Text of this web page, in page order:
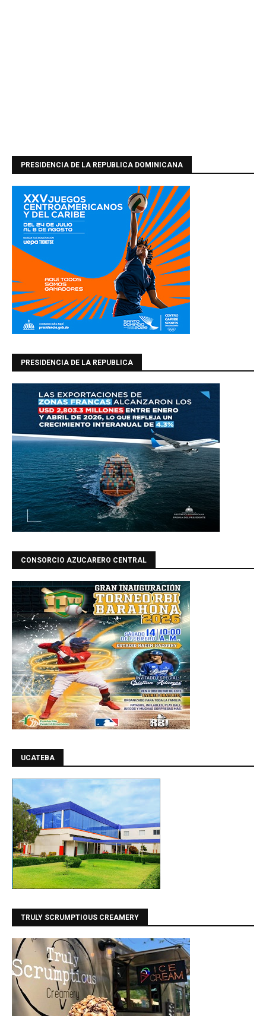
PRESIDENCIA DE LA REPUBLICA DOMINICANA
PRESIDENCIA DE LA REPUBLICA
CONSORCIO AZUCARERO CENTRAL
UCATEBA
TRULY SCRUMPTIOUS CREAMERY